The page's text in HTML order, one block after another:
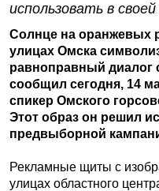
использовать в
Солнце на оранжевых
улицах Омска
равноправный диалог
сообщил сегодня, 14
спикер Омского
Этот образ он решил
предвыборной
Рекламные щиты с
улицах областного